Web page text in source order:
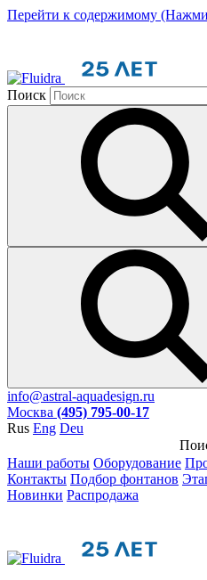
Перейти к содержимому
Поиск
info@astral-aquadesign.ru
Москва (495) 795-00-17
Rus Eng Deu
Наши работы Оборудование
Контакты Подбор фонтанов
Новинки Распродажа